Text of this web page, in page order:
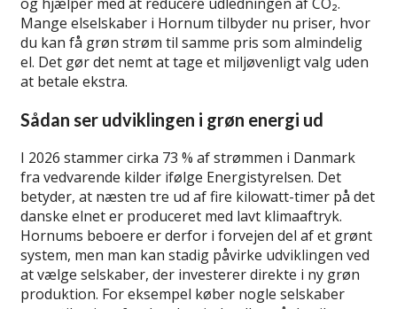
Mange elselskaber i Hornum tilbyder nu priser, hvor
du kan få grøn strøm til samme pris som almindelig
el. Det gør det nemt at tage et miljøvenligt valg uden
at betale ekstra.
Sådan ser udviklingen i grøn energi ud
I 2026 stammer cirka 73 % af strømmen i Danmark
fra vedvarende kilder ifølge Energistyrelsen. Det
betyder, at næsten tre ud af fire kilowatt-timer på det
danske elnet er produceret med lavt klimaaftryk.
Hornums beboere er derfor i forvejen del af et grønt
system, men man kan stadig påvirke udviklingen ved
at vælge selskaber, der investerer direkte i ny grøn
produktion. For eksempel køber nogle selskaber